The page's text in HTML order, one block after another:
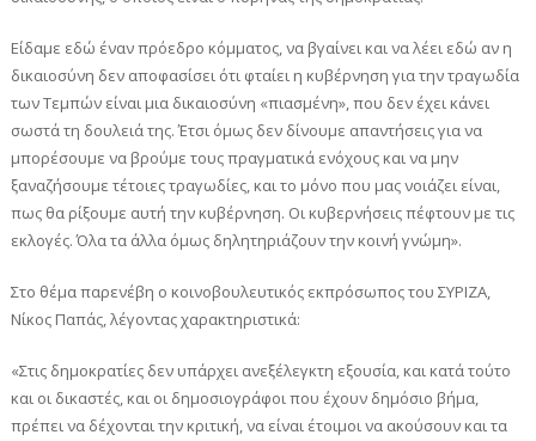
Είδαμε εδώ έναν πρόεδρο κόμματος, να βγαίνει και να λέει εδώ αν η
δικαιοσύνη δεν αποφασίσει ότι φταίει η κυβέρνηση για την τραγωδία
των Τεμπών είναι μια δικαιοσύνη «πιασμένη», που δεν έχει κάνει
σωστά τη δουλειά της. Έτσι όμως δεν δίνουμε απαντήσεις για να
μπορέσουμε να βρούμε τους πραγματικά ενόχους και να μην
ξαναζήσουμε τέτοιες τραγωδίες, και το μόνο που μας νοιάζει είναι,
πως θα ρίξουμε αυτή την κυβέρνηση. Οι κυβερνήσεις πέφτουν με τις
εκλογές. Όλα τα άλλα όμως δηλητηριάζουν την κοινή γνώμη».
Στο θέμα παρενέβη ο κοινοβουλευτικός εκπρόσωπος του ΣΥΡΙΖΑ,
Νίκος Παπάς, λέγοντας χαρακτηριστικά:
«Στις δημοκρατίες δεν υπάρχει ανεξέλεγκτη εξουσία, και κατά τούτο
και οι δικαστές, και οι δημοσιογράφοι που έχουν δημόσιο βήμα,
πρέπει να δέχονται την κριτική, να είναι έτοιμοι να ακούσουν και τα